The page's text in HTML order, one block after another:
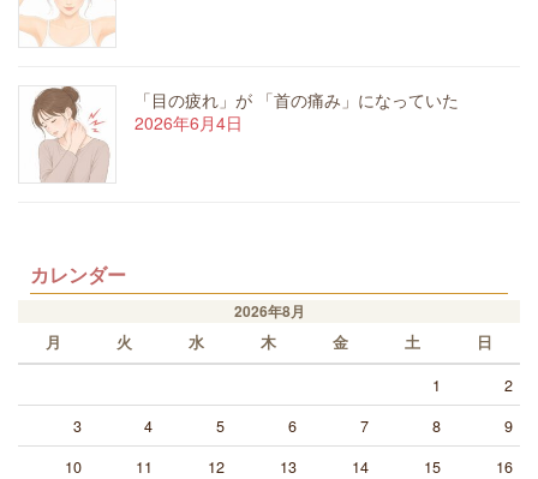
「目の疲れ」が 「首の痛み」になっていた
2026年6月4日
カレンダー
2026年8月
月
火 水 木 金 土 日
1
2
3
4 5 6 7 8
9
10
11 12 13 14 15
16